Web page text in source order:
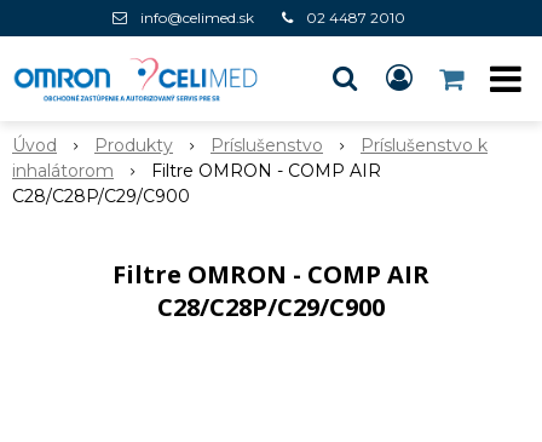
info@celimed.sk 02 4487 2010
Úvod Produkty Príslušenstvo
Príslušenstvo k
inhalátorom
Filtre OMRON - COMP AIR
C28/C28P/C29/C900
Filtre OMRON - COMP AIR
C28/C28P/C29/C900